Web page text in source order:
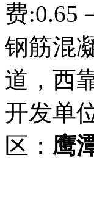
费:0.65
钢筋混
道，西
开发单
区： 鹰